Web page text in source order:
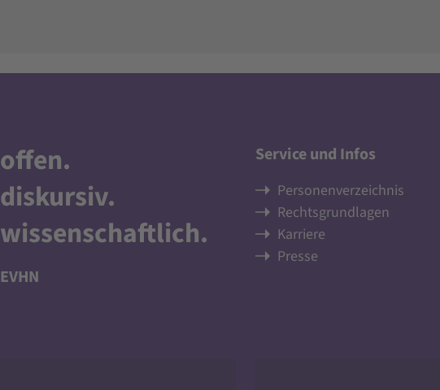
offen.
diskursiv.
wissenschaftlich.
EVHN
Service und Infos
Personenverzeichnis
Rechtsgrundlagen
Karriere
Presse